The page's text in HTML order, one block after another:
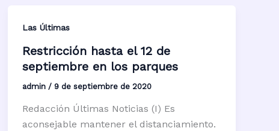
Las Últimas
Restricción hasta el 12 de
septiembre en los parques
admin / 9 de septiembre de 2020
Redacción Últimas Noticias (I) Es
aconsejable mantener el distanciamiento.